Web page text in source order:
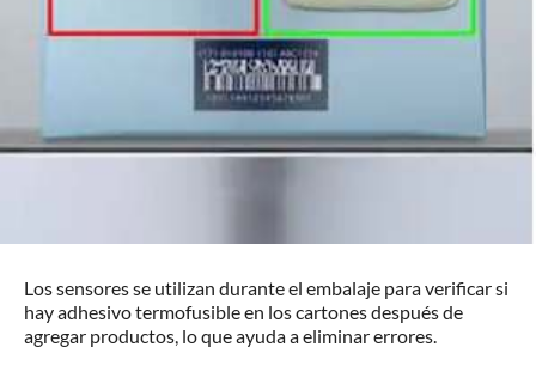
Los sensores se utilizan durante el embalaje para verificar si
hay adhesivo termofusible en los cartones después de
agregar productos, lo que ayuda a eliminar errores.